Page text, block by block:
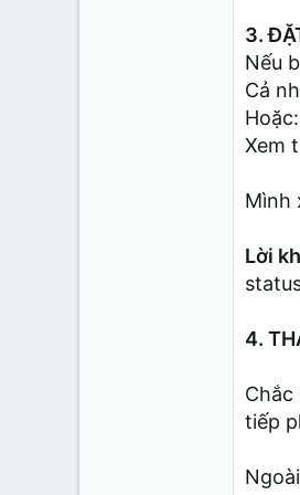
3.
Nếu
Cả
Hoặc:
Xem
Mình
Lời
4.
Chắc
tiếp